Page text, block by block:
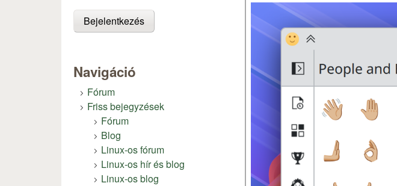
Navigáció
Fórum
Friss bejegyzések
Fórum
Blog
Linux-os fórum
Linux-os hír és blog
Linux-os blog